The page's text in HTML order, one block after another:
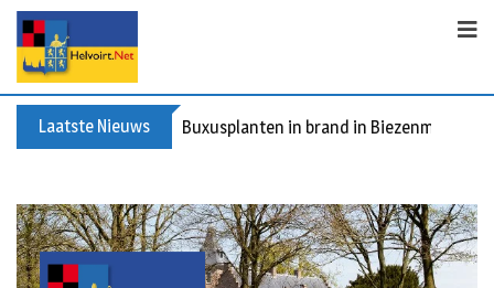
Laatste Nieuws Buxusplanten in brand in Biezenmortel,